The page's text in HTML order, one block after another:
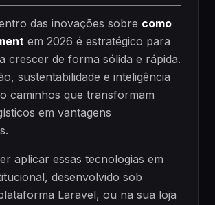
das inovações sobre como
em 2026 é estratégico para
crescer de forma sólida e rápida.
sustentabilidade e inteligência
caminhos que transformam
em vantagens
aplicar essas tecnologias em
desenvolvido sob
Laravel, ou na sua loja